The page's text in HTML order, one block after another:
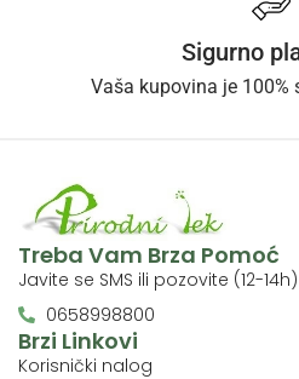
Sigurno
Vaša kupovina je 100%
Brzi Linkovi
Korisnički nalog
Treba Vam Brza Pomoć
Javite se SMS ili pozovite (12-
0658998800